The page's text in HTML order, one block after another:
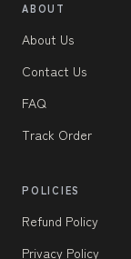
ABOUT
About Us
Contact Us
FAQ
Track Order
POLICIES
Refund Policy
Privacy Policy